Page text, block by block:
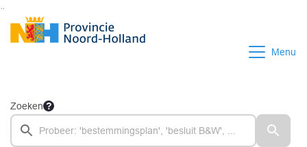
Ga naar de inhoud van deze pagina
Ga naar het zoeken
Ga naar het menu
Menu
Zoeken